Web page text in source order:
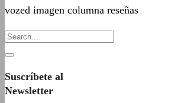
vozed imagen columna reseñas
Suscríbete al
Newsletter